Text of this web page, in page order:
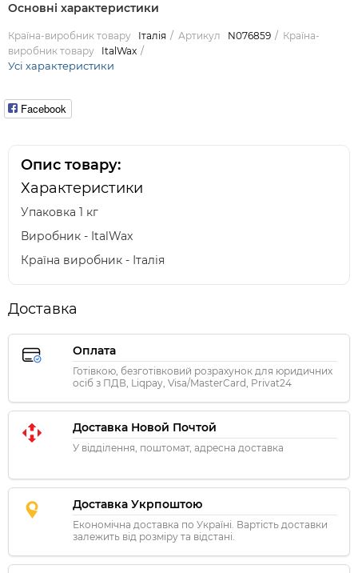
Основні характеристики
Країна-виробник товару Італія Артикул N076859
Країна-
виробник товару
ItalWax
Усі характеристики
Facebook
Опис товару:
Характеристики
Упаковка 1 кг
Виробник - ItalWax
Країна виробник - Італія
Доставка
Оплата
Готівкою, безготівковий розрахунок для юридичних
осіб з ПДВ, Liqpay, Visa/MasterCard, Privat24
Доставка Новой Почтой
У відділення, поштомат, адресна доставка
Доставка Укрпоштою
Економічна доставка по Україні. Вартість доставки
залежить від розміру та відстані.